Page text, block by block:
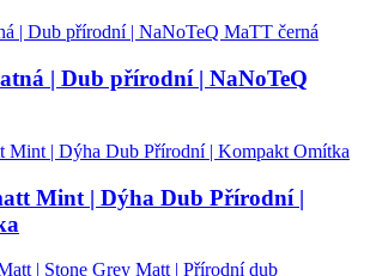
| Dub přírodní | NaNoTeQ
Mint | Dýha Dub Přírodní |